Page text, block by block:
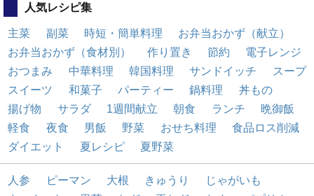
人気レシピ集
主菜 副菜 時短・簡単料理
お弁当おかず（献立）
お弁当おかず（食材別）
作り置き 節約
電子レンジ
おつまみ
中華料理 韓国料理 サンドイッチ
スープ
スイーツ
和菓子 パーティー 鍋料理
丼もの
揚げ物
サラダ 1週間献立 朝食 ランチ
晩御飯
軽食
夜食 男飯 野菜 おせち料理
食品ロス削減
ダイエット
夏レシピ 夏野菜
人参 ピーマン 大根 きゅうり
じゃがいも